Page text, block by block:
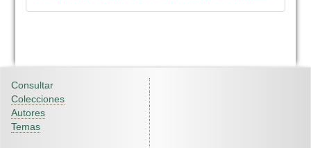
Consultar
Colecciones
Autores
Temas